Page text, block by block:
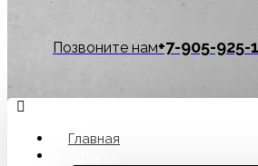
Позвоните нам‪+7-905-925-
Главная